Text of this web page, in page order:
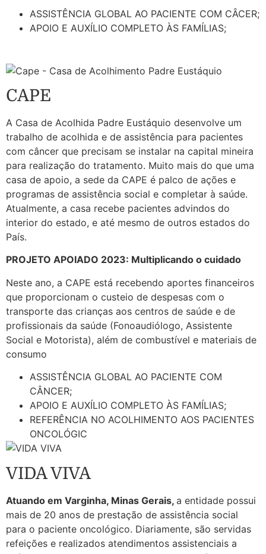
ASSISTÊNCIA GLOBAL AO PACIENTE COM CÂCER;
APOIO E AUXÍLIO COMPLETO ÀS FAMÍLIAS;
CAPE
A Casa de Acolhida Padre Eustáquio desenvolve um
trabalho de acolhida e de assistência para pacientes
com câncer que precisam se instalar na capital mineira
para realização do tratamento. Muito mais do que uma
casa de apoio, a sede da CAPE é palco de ações e
programas de assistência social e completar à saúde.
Atualmente, a casa recebe pacientes advindos do
interior do estado, e até mesmo de outros estados do
País.
PROJETO APOIADO 2023: Multiplicando o cuidado
Neste ano, a CAPE está recebendo aportes financeiros
que proporcionam o custeio de despesas com o
transporte das crianças aos centros de saúde e de
profissionais da saúde (Fonoaudiólogo, Assistente
Social e Motorista), além de combustível e materiais de
consumo
ASSISTÊNCIA GLOBAL AO PACIENTE COM
CÂNCER;
APOIO E AUXÍLIO COMPLETO ÀS FAMÍLIAS;
REFERÊNCIA NO ACOLHIMENTO AOS PACIENTES
ONCOLÓGIC
VIDA VIVA
Atuando em Varginha, Minas Gerais, a entidade possui
mais de 20 anos de prestação de assistência social
para o paciente oncológico. Diariamente, são servidas
refeições e realizados atendimentos assistenciais a